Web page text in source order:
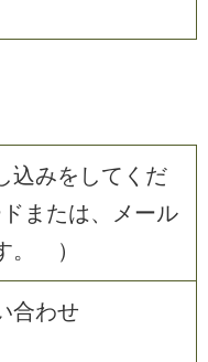
込みをしてくだ
または、メール
。 ）
合わせ